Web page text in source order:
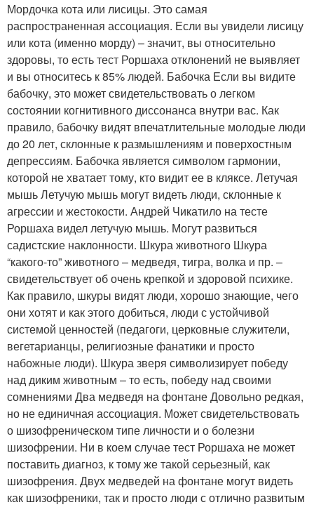
Мордочка кота или лисицы. Это самая
распространенная ассоциация. Если вы увидели лисицу
или кота (именно морду) – значит, вы относительно
здоровы, то есть тест Роршаха отклонений не выявляет
и вы относитесь к 85% людей. Бабочка Если вы видите
бабочку, это может свидетельствовать о легком
состоянии когнитивного диссонанса внутри вас. Как
правило, бабочку видят впечатлительные молодые люди
до 20 лет, склонные к размышлениям и поверхостным
депрессиям. Бабочка является символом гармонии,
которой не хватает тому, кто видит ее в кляксе. Летучая
мышь Летучую мышь могут видеть люди, склонные к
агрессии и жестокости. Андрей Чикатило на тесте
Роршаха видел летучую мышь. Могут развиться
садистские наклонности. Шкура животного Шкура
“какого-то” животного – медведя, тигра, волка и пр. –
свидетельствует об очень крепкой и здоровой психике.
Как правило, шкуры видят люди, хорошо знающие, чего
они хотят и как этого добиться, люди с устойчивой
системой ценностей (педагоги, церковные служители,
вегетарианцы, религиозные фанатики и просто
набожные люди). Шкура зверя символизирует победу
над диким животным – то есть, победу над своими
сомнениями Два медведя на фонтане Довольно редкая,
но не единичная ассоциация. Может свидетельствовать
о шизофреническом типе личности и о болезни
шизофрении. Ни в коем случае тест Роршаха не может
поставить диагноз, к тому же такой серьезный, как
шизофрения. Двух медведей на фонтане могут видеть
как шизофреники, так и просто люди с отлично развитым